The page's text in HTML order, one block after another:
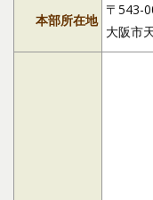
本部所在地
〒543-
大阪市